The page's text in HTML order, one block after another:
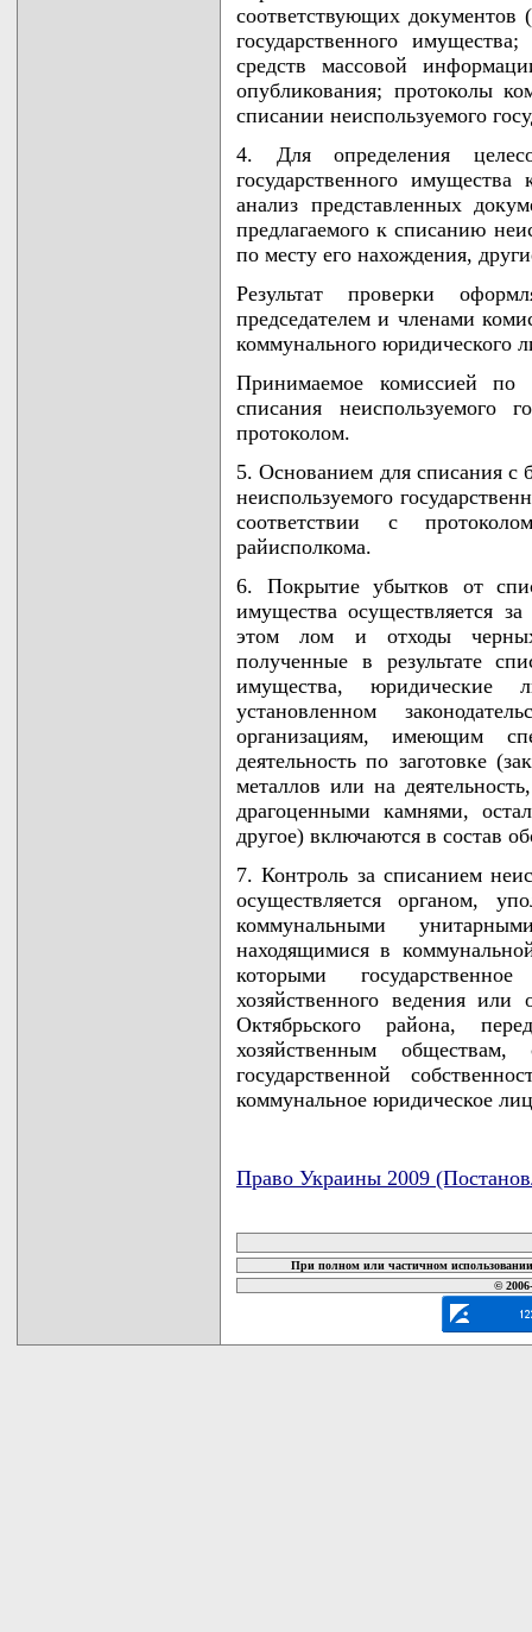
соответствующих документов
государственного
средств массовой
опубликования; протоколы
списании неиспользуемого
4. Для определения
государственного
анализ представленных
предлагаемого к списанию
по месту его нахождения,
Результат проверки
председателем и членами
коммунального юридического
Принимаемое комиссией по
списания неиспользуемого
протоколом.
5. Основанием для списания с
неиспользуемого
соответствии с
райисполкома.
6. Покрытие убытков от
имущества осуществляется
этом лом и отходы
полученные в результате
имущества, юридические
установленном
организациям, имеющим
деятельность по заготовке
металлов или на
драгоценными камнями,
другое) включаются в состав
7. Контроль за списанием
осуществляется органом,
коммунальными
находящимися в
которыми
хозяйственного ведения
Октябрьского района,
хозяйственным
государственной
коммунальное юридическое
Право Украины 2009
При полном или частичном
©